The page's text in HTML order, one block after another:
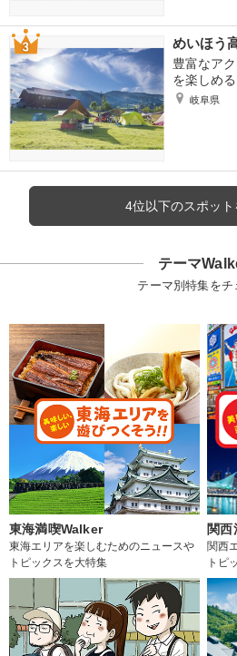
めいほう
豊富なア
を楽しめる
岐阜県
4位以下のスポット
テーマ
テーマ別特集をチ
東海満喫Walker
東海エリアを楽しむためのニュースや
トピックスを大特集
関
関西
トピ